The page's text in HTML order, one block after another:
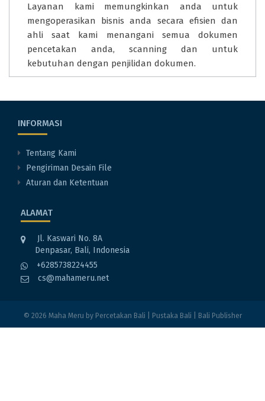
Layanan kami memungkinkan anda untuk
mengoperasikan bisnis anda secara efisien dan
ahli saat kami menangani semua dokumen
pencetakan anda, scanning dan untuk
kebutuhan dengan penjilidan dokumen.
INFORMASI
Tentang Kami
Pengiriman Desain File
Aturan dan Ketentuan
ALAMAT
Jl. Kaswari No. 8A
Denpasar, Bali, Indonesia
+6285738224455
cs@mahameru.net
© 2026 Maha Meru by Percetakan Bali Pustaka Bali Bali Publisher